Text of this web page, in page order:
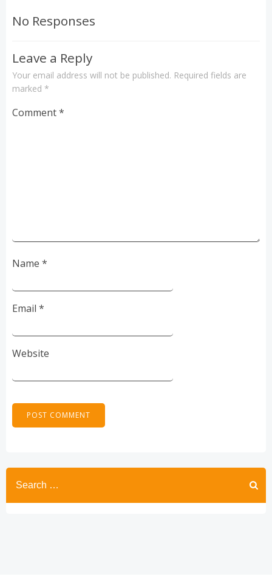
navigation
No Responses
Leave a Reply
Your email address will not be published. Required fields are
marked *
Comment*
Name *
Email *
Website